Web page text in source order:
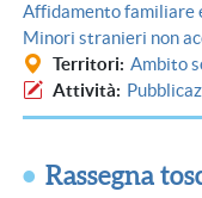
Affidamento familiare
Minori stranieri non
Territori Ambito
Attività
Rassegna